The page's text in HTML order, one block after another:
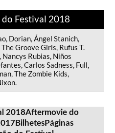
Festival 2018
Dorian, Ángel Stanich,
Groove Girls, Rufus T.
Rubias, Niños
Carlos Sadness, Full,
The Zombie Kids,
2018Aftermovie do
BilhetesPáginas